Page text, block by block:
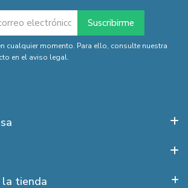
cualquier momento. Para ello, consulte nuestra
en el aviso legal.
la tienda